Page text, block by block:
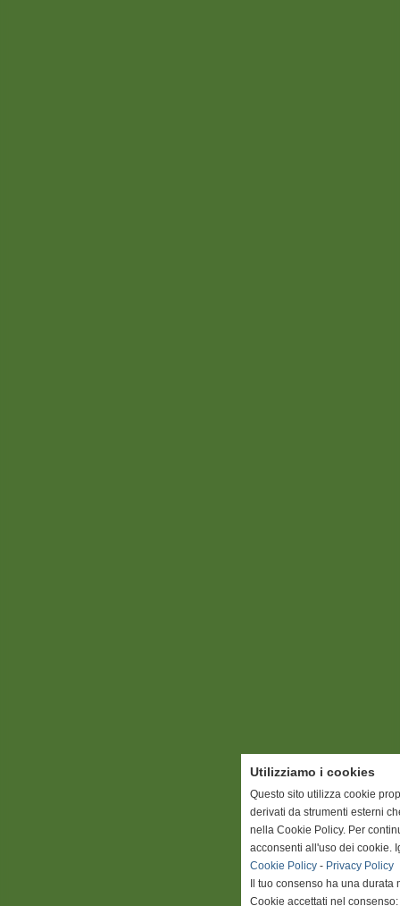
Utilizziamo i cookies
Questo sito utilizza cookie
derivati da strumenti esterni
nella Cookie Policy. Per
acconsenti all'uso dei cookie.
Cookie Policy - Privacy Policy
Il tuo consenso ha una durata
Cookie accettati nel